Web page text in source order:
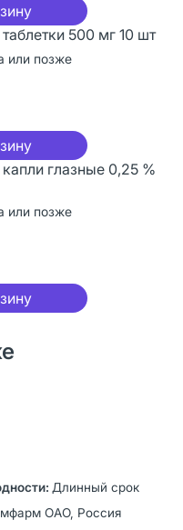
500 мг 10 шт
или позже
глазные 0,25 %
или позже
Длинный срок
ОАО, Россия